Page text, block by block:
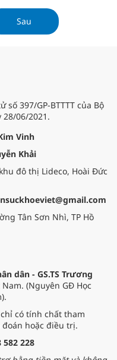
làm linh hoạt, sáng
hợp với điều kiện thực
phương. Đặc biệt, sau khi
Sau
397/GP-BTTTT của Bộ
06/2021.
Vinh
Khải
đô thị Lideco, Hoài Đức
Tân Sơn Nhì, TP Hồ
dân - GS.TS Trương
(Nguyên GĐ Học
có tính chất tham
hoặc điều trị.
582 228